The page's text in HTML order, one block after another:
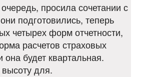
просила сочетании с
подготовились, теперь
четырех форм отчетности,
расчетов страховых
она будет квартальная.
для.